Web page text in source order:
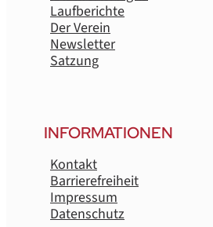
Laufberichte
Der Verein
Newsletter
Satzung
INFORMATIONEN
Kontakt
Barrierefreiheit
Impressum
Datenschutz